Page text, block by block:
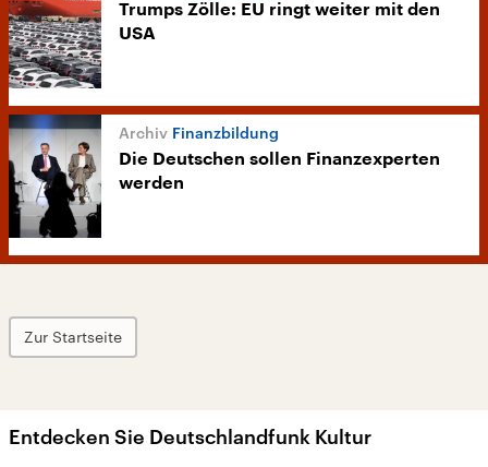
Trumps Zölle: EU ringt weiter mit den
USA
Finanzbildung
Die Deutschen sollen Finanzexperten
werden
Zur Startseite
Entdecken Sie Deutschlandfunk Kultur